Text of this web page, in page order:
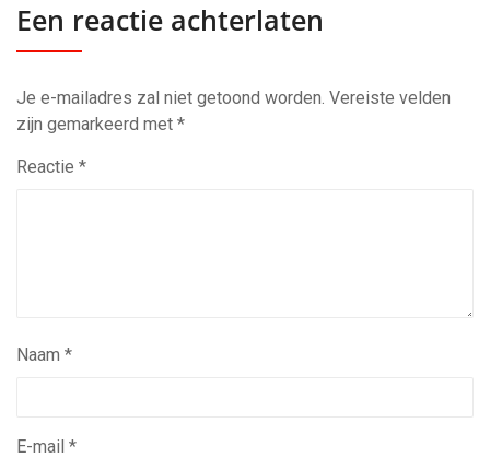
Een reactie achterlaten
Je e-mailadres zal niet getoond worden. Vereiste velden
zijn gemarkeerd met *
Reactie *
Naam *
E-mail *